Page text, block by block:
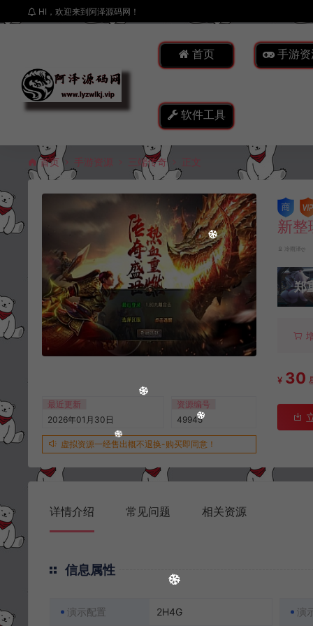
HI，欢迎来到阿泽源码网！
首页 手游资
软件工具
首页 手游资源 三端传奇 正文
最近更新
2026年01月30日
资源编号
49945
虚拟资源一经售出概不退换-购买即同意！
新
冷雨泽ღ
郑
¥ 30
详情介绍 常见问题 相关资源
信息属性
演示配置 2H4G 演